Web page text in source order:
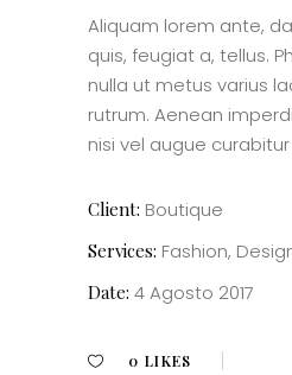
Aliquam lorem ante,
quis, feugiat a, tellus.
nulla ut metus varius
rutrum. Aenean
nisi vel augue
Client: Boutique
Services: Fashion,
Date: 4 Agosto 2017
0 LIKES